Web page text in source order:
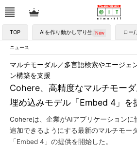
TOP AIを作り動かし守り生かす ロー/
ニュース
Cohere、高精度なマルチモー
埋め込みモデル「Embed 4」を
マルチモーダル／多言語検索やエージェ
ン構築を支援
Cohereは、企業がAIアプリケーションに
追加できるようにする最新のマルチモー
「Embed 4」の提供を開始した。